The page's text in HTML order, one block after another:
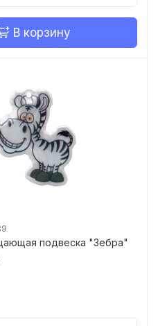
В корзину
подвеска "Зебра"